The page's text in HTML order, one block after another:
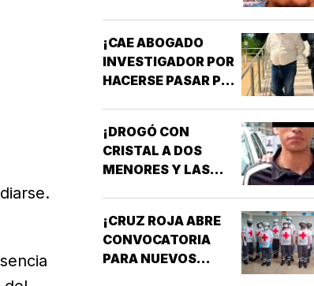
¡CAE ABOGADO
INVESTIGADOR POR
HACERSE PASAR POR
¡DROGÓ CON
CRISTAL A DOS
MENORES Y LAS
¡CRUZ ROJA ABRE
CONVOCATORIA
PARA NUEVOS